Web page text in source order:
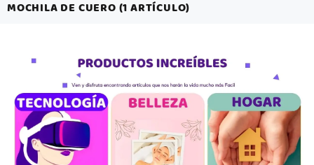
MOCHILA DE CUERO (1 ARTÍCULO)